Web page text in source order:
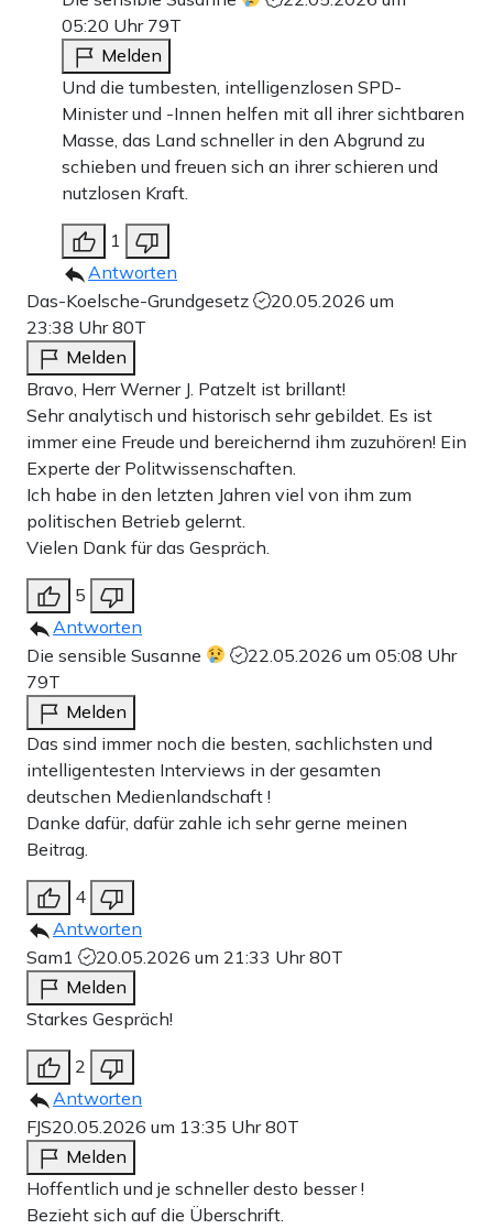
05:20 Uhr 79T
Melden
Und die tumbesten, intelligenzlosen SPD-
Minister und -Innen helfen mit all ihrer sichtbaren
Masse, das Land schneller in den Abgrund zu
schieben und freuen sich an ihrer schieren und
nutzlosen Kraft.
1
Antworten
Das-Koelsche-Grundgesetz
20.05.2026 um
23:38 Uhr80T
Melden
Bravo, Herr Werner J. Patzelt ist brillant!
Sehr analytisch und historisch sehr gebildet. Es ist
immer eine Freude und bereichernd ihm zuzuhören! Ein
Experte der Politwissenschaften.
Ich habe in den letzten Jahren viel von ihm zum
politischen Betrieb gelernt.
Vielen Dank für das Gespräch.
5
Antworten
Die sensible Susanne
22.05.2026 um 05:08 Uhr
79T
Melden
Das sind immer noch die besten, sachlichsten und
intelligentesten Interviews in der gesamten
deutschen Medienlandschaft !
Danke dafür, dafür zahle ich sehr gerne meinen
Beitrag.
4
Antworten
Sam1
20.05.2026 um 21:33 Uhr80T
Melden
Starkes Gespräch!
2
Antworten
FJS20.05.2026 um 13:35 Uhr80T
Melden
Hoffentlich und je schneller desto besser !
Bezieht sich auf die Überschrift.